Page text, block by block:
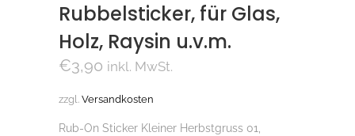
Rubbelsticker, für Glas,
Holz, Raysin u.v.m.
€3,90 inkl. MwSt.
zzgl. Versandkosten
Rub-On Sticker Kleiner Herbstgruss 01,